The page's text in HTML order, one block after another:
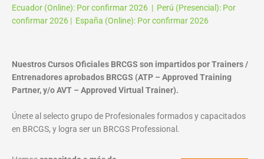
Ecuador (Online): Por confirmar 2026 | Perú (Presencial): Por
confirmar 2026 | España (Online): Por confirmar 2026
Nuestros Cursos Oficiales BRCGS son impartidos por Trainers /
Entrenadores aprobados BRCGS (ATP – Approved Training
Partner, y/o AVT – Approved Virtual Trainer).
Únete al selecto grupo de Profesionales formados y capacitados
en BRCGS, y logra ser un BRCGS Professional.